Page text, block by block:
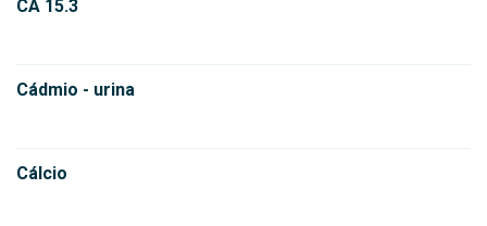
CA 15.3
Cádmio - urina
Cálcio